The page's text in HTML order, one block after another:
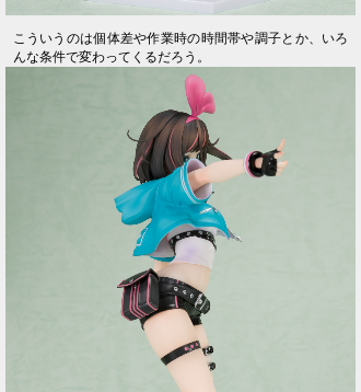
こういうのは個体差や作業時の時間帯や調子とか、いろ
んな条件で変わってくるだろう。